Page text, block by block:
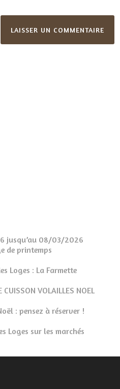
jusqu’au 08/03/2026
de printemps
Loges : La Farmette
CUISSON VOLAILLES NOEL
: pensez à réserver !
Loges sur les marchés